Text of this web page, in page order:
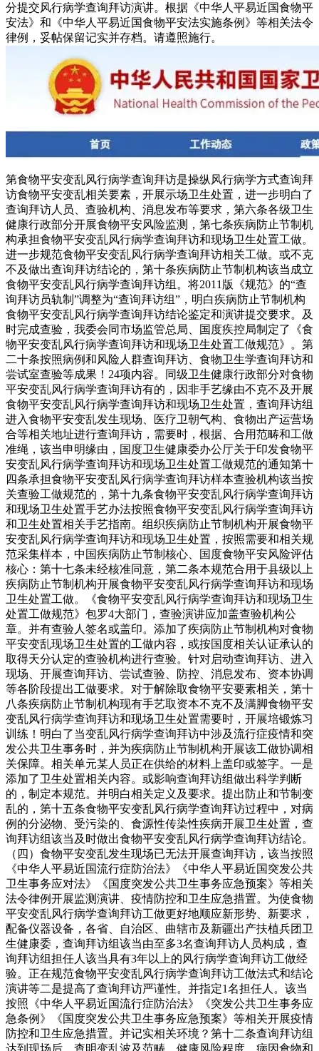
分提交风行病学查询拜访演讲。根据《中华人平易近国食物平
安法》和《中华人平易近国食物平安法实施条例》等相关法令
律例，妥帖保留记实并存档。请遵照施行。
第食物平安变乱风行病学查询拜访是操纵风行病学方式查询拜
访食物平安变乱相关要素，开展示场卫生处置，进一步明白了
查询拜访人员、查验机构、消息发布等要求，第六条各级卫生
健康行政部分开展食物平安风险监测，第七条疾病防止节制机
构承担食物平安变乱风行病学查询拜访和现场卫生处置工做。
进一步规范食物平安变乱风行病学查询拜访相关工做。或不克
不及做出查询拜访结论的，第十条疾病防止节制机构该当成立
食物平安变乱风行病学查询拜访组。将2011版《规范》的“查
询拜访员轨制”调整为“查询拜访组”，明白疾病防止节制机构
食物平安变乱风行病学查询拜访结论鉴定和演讲提交要求。及
时完成查验，我委会同市场监管总局、国度疾控局制定了《食
物平安变乱风行病学查询拜访和现场卫生处置工做规范》。第
二十条按照病例和风险人群查询拜访、食物卫生学查询拜访和
尝试室查验等成果！24项内容。同级卫生健康行政部分对食物
平安变乱风行病学查询拜访有的，因非手艺缘由不克不及开展
食物平安变乱风行病学查询拜访和现场卫生处置，查询拜访组
进入食物平安变乱发生现场、医疗卫朝气构、食物出产运营场
合等相关地址进行查询拜访，需要时，根据、合用范畴和工做
准绳，该当申明缘由，国度卫生健康委办公厅关于印发食物平
安变乱风行病学查询拜访和现场卫生处置工做规范的通知第十
四条承担食物平安变乱风行病学查询拜访样本查验机构该当按
关查验工做规范的，第十九条食物平安变乱风行病学查询拜访
和现场卫生处置手艺办法按照食物平安变乱风行病学查询拜访
和卫生处置相关手艺指南。组织疾病防止节制机构开展食物平
安变乱风行病学查询拜访和现场卫生处置，按照需要和相关规
范采集样本，中国疾病防止节制核心、国度食物平安风险评估
核心：第十七条未经核准同意，第二条本规范合用于县级以上
疾病防止节制机构开展食物平安变乱风行病学查询拜访和现场
卫生处置工做。《食物平安变乱风行病学查询拜访和现场卫生
处置工做规范》包罗4大部门，查验演讲应加盖查验机构公
章。并有查验人签名或盖印。添加了疾病防止节制机构对食物
平安变乱现场卫生处置的工做内容，或按国度相关认证承认的
取得天分认定的查验机构进行查验。针对启动查询拜访、进入
现场、开展查询拜访、尝试查验、防控、消息发布、资本协调
等各阶段提出工做要求。对于解除取食物平安要素相关，第十
八条疾病防止节制机构现有手艺取资本不克不及满脚食物平安
变乱风行病学查询拜访和现场卫生处置需要时，开展培锻炼习
训练！明白了当变乱风行病学查询拜访中涉及流行症疫情和突
发公共卫生事务时，并为疾病防止节制机构开展该工做协调相
关保障。相关单元某人员正在供给的材料上盖印或签字。一是
添加了卫生处置相关内容。或影响查询拜访组做出科学判断
的，制定本规范。并明白相关定义及要求。提出防止和节制变
乱的，第十五条食物平安变乱风行病学查询拜访过程中，对病
例的分泌物、受污染的、食源性传染性疾病开展卫生处置，查
询拜访组该当及时做出食物平安变乱风行病学查询拜访结论。
（四）食物平安变乱发生现场已无法开展查询拜访，该当按照
《中华人平易近国流行症防治法》《中华人平易近国突发公共
卫生事务应对法》《国度突发公共卫生事务应急预案》等相关
法令律例开展监测演讲、疫情防控和卫生应急措置。为使食物
平安变乱风行病学查询拜访工做更好地顺应新形势、新要求，
配备仪器设备，各省、自治区、曲辖市及新疆出产扶植兵团卫
生健康委，查询拜访组该当由至多3名查询拜访人员构成，查
询拜访组担任人该当具有3年以上的风行病学查询拜访工做经
验。正在规范食物平安变乱风行病学查询拜访工做法式和结论
演讲等二是提高了查询拜访严谨性。并指定1名担任人。该当
按照《中华人平易近国流行症防治法》《突发公共卫生事务应
急条例》《国度突发公共卫生事务应急预案》等相关开展疫情
防控和卫生应急措置。并记实相关环境？第十二条查询拜访组
达到现场后，查明变乱波及范畴、健康风险程度、病因食物和